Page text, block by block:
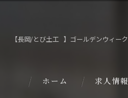
【長岡/とび土工⠀】ゴールデンウィーク
ホーム 求人情報